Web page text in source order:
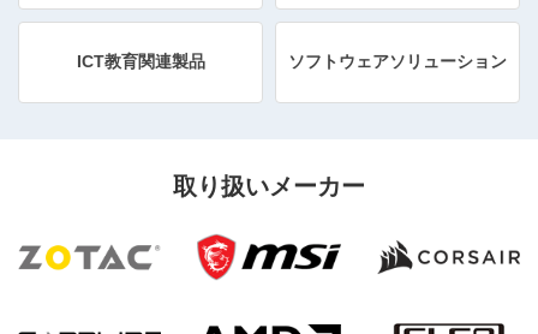
ICT教育関連製品 ソフトウェアソリューション
取り扱いメーカー